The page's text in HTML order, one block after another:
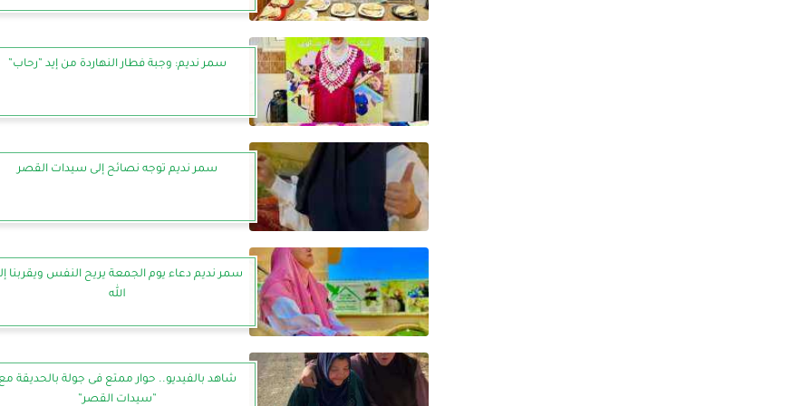
سمر نديم: وجبة فطار النهاردة من إيد ”رحاب”
سمر نديم توجه نصائح إلى سيدات القصر
سمر نديم دعاء يوم الجمعة يريح النفس ويقربنا
الله
شاهد بالفيديو.. حوار ممتع فى جولة بالحديقة
”سيدات القصر”